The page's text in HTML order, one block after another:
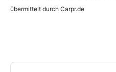
übermittelt durch Carpr.de